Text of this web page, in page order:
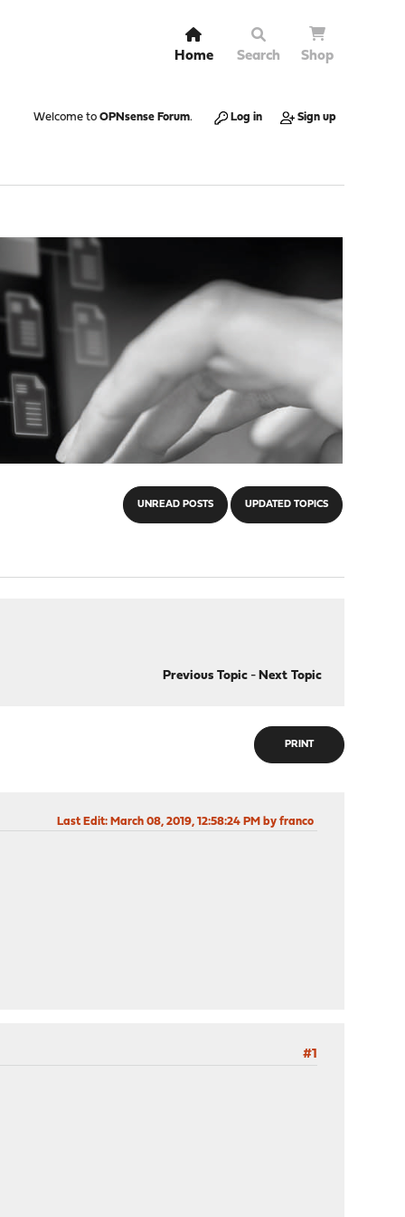
Home Search Shop
Welcome to OPNsense Forum. Log in Sign up
UNREAD POSTS UPDATED TOPICS
Previous Topic- Next Topic
PRINT
Last Edit: March 08, 2019, 12:58:24 PM by franco
#1